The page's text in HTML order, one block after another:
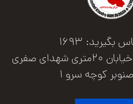
بگیرید: 1693
اراک میدان انقلاب خیابان 20متری شهدای صفری
کوچه سرو 1